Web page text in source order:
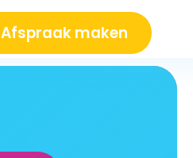
Afspraak maken